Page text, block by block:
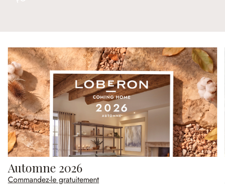
Automne 2026
Commandez-le gratuitement